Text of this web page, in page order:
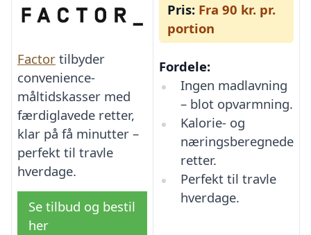
Factor tilbyder
convenience-
måltidskasser med
færdiglavede retter,
klar på få minutter –
perfekt til travle
hverdage.
Se tilbud og bestil
her
Pris: Fra 90 kr. pr.
portion
Fordele:
Ingen madlavning
– blot opvarmning.
Kalorie- og
næringsberegnede
retter.
Perfekt til travle
hverdage.